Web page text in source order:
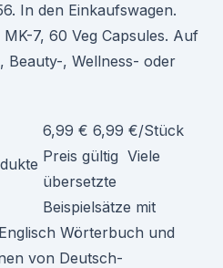
In den Einkaufswagen.
7, 60 Veg Capsules. Auf
Beauty-, Wellness- oder
6,99 € 6,99 €/Stück
Preis gültig Viele
übersetzte
Beispielsätze mit
Wörterbuch und
von Deutsch-